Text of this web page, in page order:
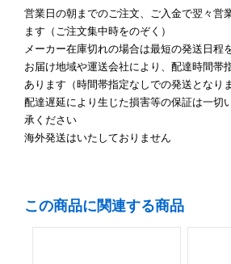
営業日の朝までのご注文、ご入金で翌々営
ます（ご注文集中時をのぞく）
メーカー在庫切れの場合は最短の発送日程
お届け地域や運送会社により、配達時間帯
あります（時間帯指定なしでの発送となりま
配達遅延により生じた損害等の保証は一切
承ください
海外発送はいたしておりません
この商品に関連する商品